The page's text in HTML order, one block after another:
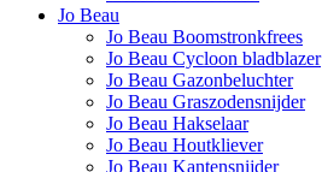
Jo Beau
Jo Beau Boomstronkfrees
Jo Beau Cycloon bladblazer
Jo Beau Gazonbeluchter
Jo Beau Graszodensnijder
Jo Beau Hakselaar
Jo Beau Houtkliever
Jo Beau Kantensnijder